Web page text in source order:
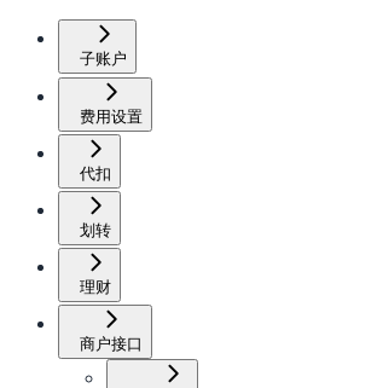
子账户
费用设置
代扣
划转
理财
商户接口